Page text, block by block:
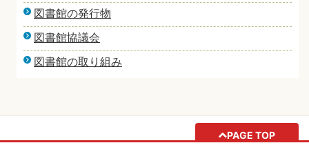
図書館の発行物
図書館協議会
図書館の取り組み
PAGE TOP